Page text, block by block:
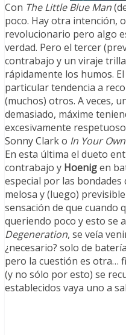
Con The Little Blue Man
poco. Hay otra intención,
revolucionario pero algo
verdad. Pero el tercer
contrabajo y un viraje
rápidamente los humos.
particular tendencia a
(muchos) otros. A veces,
demasiado, máxime
excesivamente
Sonny Clark o In Your
En esta última el dueto
contrabajo y Hoenigen
especial por las
melosa y (luego) previsible
sensación de que cuando
queriendo poco y esto se
Degeneration, se veía
¿necesario? solo de
pero la cuestión es otra…
(y no sólo por esto) se
establecidos vaya uno a